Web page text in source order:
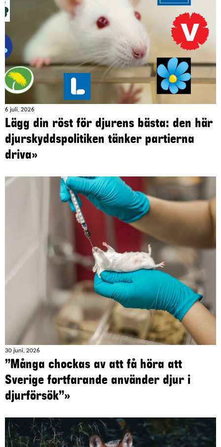
6 juli, 2026
Lägg din röst för djurens bästa: den här
djurskyddspolitiken tänker partierna
driva»
30 juni, 2026
”Många chockas av att få höra att
Sverige fortfarande använder djur i
djurförsök”»